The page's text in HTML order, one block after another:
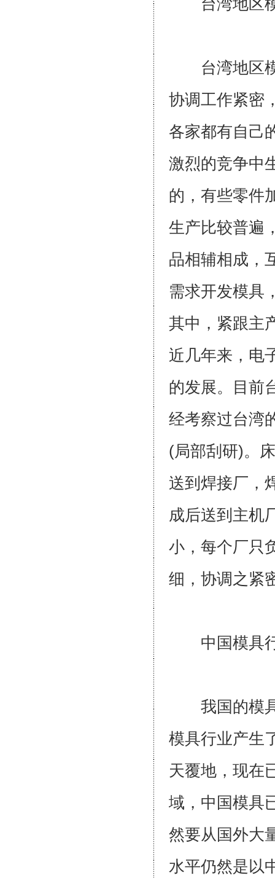
台湾地
台湾地区模
协调工作紧密
各家都有自己
激烈的竞争中
的，有些零件
生产比较普遍
品相辅相成，
需求开发模具
其中，紧跟主
近几年来，电
的发展。目前
经考察过台湾
(局部刮研)。
送到焊接厂，
成后送到主机
小，每个厂只
细，协调
中国模
我国的模具
模具行业产生
天覆地，现在
域，中国模具
然要从国外大
水平仍然是